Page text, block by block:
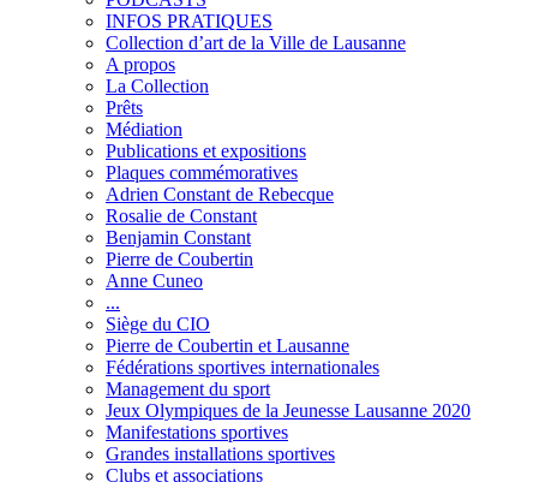
INFOS PRATIQUES
Collection d’art de la Ville de Lausanne
A propos
La Collection
Prêts
Médiation
Publications et expositions
Plaques commémoratives
Adrien Constant de Rebecque
Rosalie de Constant
Benjamin Constant
Pierre de Coubertin
Anne Cuneo
...
Siège du CIO
Pierre de Coubertin et Lausanne
Fédérations sportives internationales
Management du sport
Jeux Olympiques de la Jeunesse Lausanne 2020
Manifestations sportives
Grandes installations sportives
Clubs et associations